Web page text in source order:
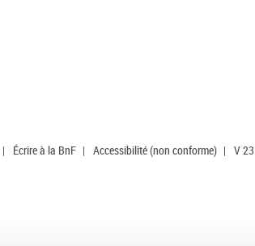
| Écrire à la BnF | Accessibilité (non conforme) | V